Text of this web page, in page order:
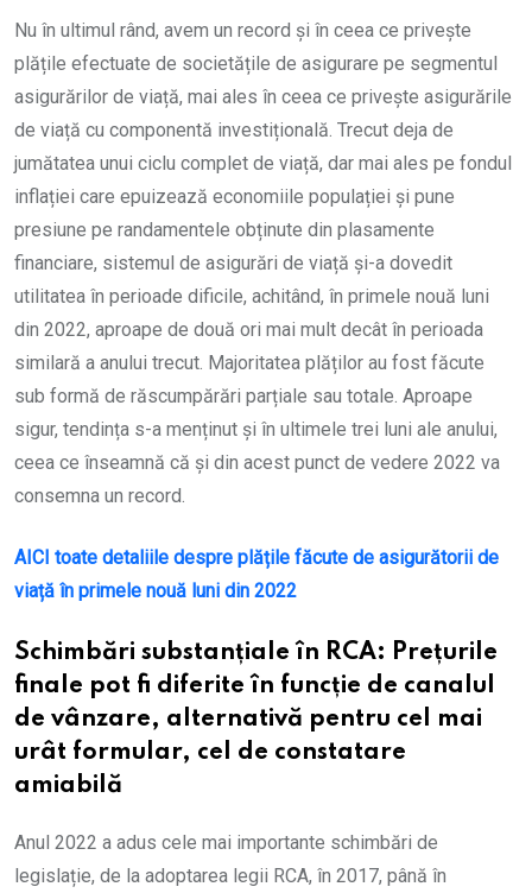
Nu în ultimul rând, avem un record și în ceea ce privește
plățile efectuate de societățile de asigurare pe segmentul
asigurărilor de viață, mai ales în ceea ce privește asigurările
de viață cu componentă investițională. Trecut deja de
jumătatea unui ciclu complet de viață, dar mai ales pe fondul
inflației care epuizează economiile populației și pune
presiune pe randamentele obținute din plasamente
financiare, sistemul de asigurări de viață și-a dovedit
utilitatea în perioade dificile, achitând, în primele nouă luni
din 2022, aproape de două ori mai mult decât în perioada
similară a anului trecut. Majoritatea plăților au fost făcute
sub formă de răscumpărări parțiale sau totale. Aproape
sigur, tendința s-a menținut și în ultimele trei luni ale anului,
ceea ce înseamnă că și din acest punct de vedere 2022 va
consemna un record.
AICI toate detaliile despre plățile făcute de asigurătorii de
viață în primele nouă luni din 2022
Schimbări substanțiale în RCA: Prețurile
finale pot fi diferite în funcție de canalul
de vânzare, alternativă pentru cel mai
urât formular, cel de constatare
amiabilă
Anul 2022 a adus cele mai importante schimbări de
legislație, de la adoptarea legii RCA, în 2017, până în